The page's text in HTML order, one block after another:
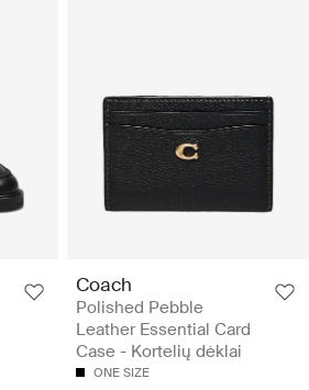
Coach
Polished Pebble
Leather Essential Card
Case - Kortelių dėklai
ONE SIZE